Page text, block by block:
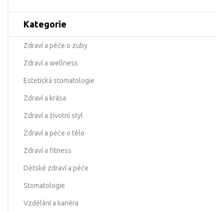
Kategorie
Zdraví a péče o zuby
Zdraví a wellness
Estetická stomatologie
Zdraví a krása
Zdraví a životní styl
Zdraví a péče o tělo
Zdraví a fitness
Dětské zdraví a péče
Stomatologie
Vzdělání a kariéra